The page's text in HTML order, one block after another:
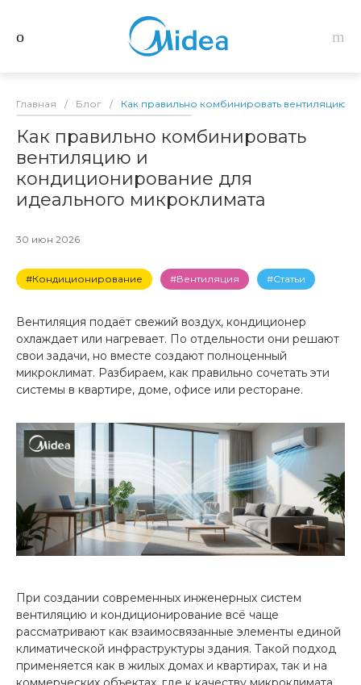
Главная / Блог / Как правильно комбинировать вентиляцию
Как правильно комбинировать
вентиляцию и
кондиционирование для
идеального микроклимата
30 июн 2026
#Кондиционирование #Вентиляция #Статьи
Вентиляция подаёт свежий воздух, кондиционер
охлаждает или нагревает. По отдельности они решают
свои задачи, но вместе создают полноценный
микроклимат. Разбираем, как правильно сочетать эти
системы в квартире, доме, офисе или ресторане.
При создании современных инженерных систем
вентиляцию и кондиционирование всё чаще
рассматривают как взаимосвязанные элементы единой
климатической инфраструктуры здания. Такой подход
применяется как в жилых домах и квартирах, так и на